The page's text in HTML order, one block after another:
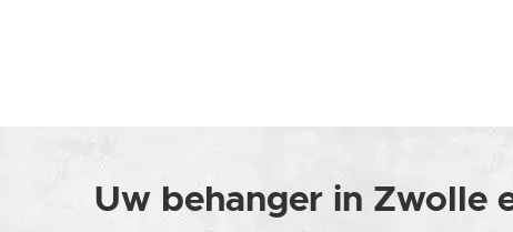
Uw behanger in Zwolle